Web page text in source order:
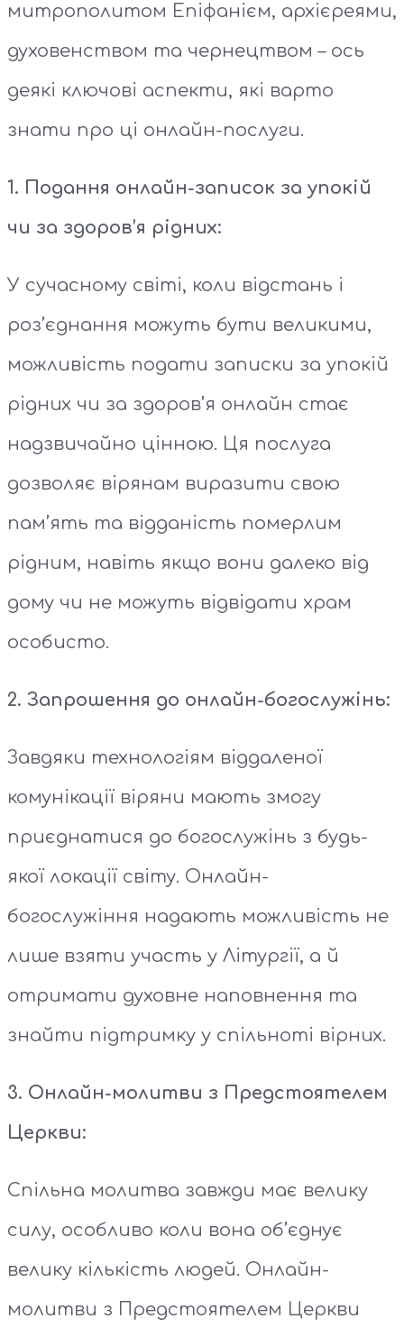
митрополитом Епіфанієм, архієреями,
духовенством та чернецтвом – ось
деякі ключові аспекти, які варто
знати про ці онлайн-послуги.
1. Подання онлайн-записок за упокій
чи за здоров’я рідних:
У сучасному світі, коли відстань і
роз’єднання можуть бути великими,
можливість подати записки за упокій
рідних чи за здоров’я онлайн стає
надзвичайно цінною. Ця послуга
дозволяє вірянам виразити свою
пам’ять та відданість померлим
рідним, навіть якщо вони далеко від
дому чи не можуть відвідати храм
особисто.
2. Запрошення до онлайн-богослужінь:
Завдяки технологіям віддаленої
комунікації віряни мають змогу
приєднатися до богослужінь з будь-
якої локації світу. Онлайн-
богослужіння надають можливість не
лише взяти участь у Літургії, а й
отримати духовне наповнення та
знайти підтримку у спільноті вірних.
3. Онлайн-молитви з Предстоятелем
Церкви:
Спільна молитва завжди має велику
силу, особливо коли вона об’єднує
велику кількість людей. Онлайн-
молитви з Предстоятелем Церкви